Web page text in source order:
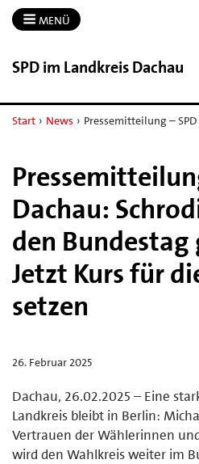
MENÜ
SPD im Landkreis Dachau
Start › News › Pressemitteilung –
Dachau:
den
Jetzt Kurs für
setzen
26. Februar 2025
Dachau, 26.02.2025 – Eine
Landkreis bleibt in Berlin:
Vertrauen der Wählerinnen
wird den Wahlkreis weiter im